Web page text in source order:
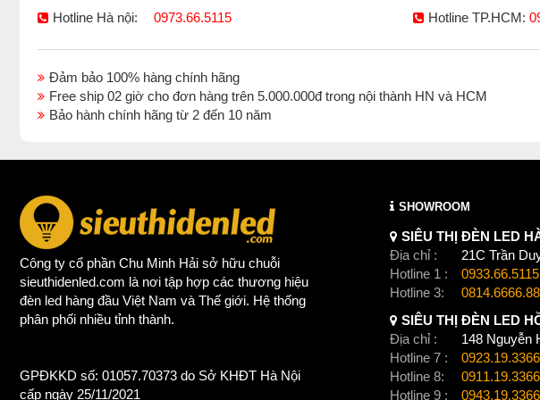
Hotline Hà nội: 0973.66.5115 Hotline TP.HCM:
Đảm bảo 100% hàng chính hãng
Free ship 02 giờ cho đơn hàng trên 5.000.000đ trong nội thành HN và HCM
Bảo hành chính hãng từ 2 đến 10 năm
Công ty cổ phần Chu Minh Hải sở hữu chuỗi
sieuthidenled.com là nơi tập hợp các thương hiệu
đèn led hàng đầu Việt Nam và Thế giới. Hệ thống
phân phối nhiều tỉnh thành.
GPĐKKD số: 01057.70373 do Sở KHĐT Hà Nội
cấp ngày 25/11/2021
SHOWROOM
SIÊU THỊ ĐÈN LED
Địa chỉ :
21C Trần
Hotline 1 :
0933.66.5115
Hotline 3:
0814.6666.88
SIÊU THỊ ĐÈN LED
Địa chỉ :
148 Nguyễn
Hotline 7 :
0923.19.3366
Hotline 8:
0911.19.3366
Hotline 9 :
0943.19.3366